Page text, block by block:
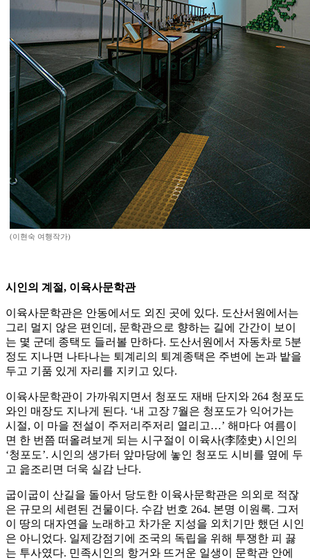
(이현숙 여행작가)
시인의 계절, 이육사문학관
이육사문학관은 안동에서도 외진 곳에 있다. 도산서원에서는
그리 멀지 않은 편인데, 문학관으로 향하는 길에 간간이 보이
는 몇 군데 종택도 들러볼 만하다. 도산서원에서 자동차로 5분
정도 지나면 나타나는 퇴계리의 퇴계종택은 주변에 논과 밭을
두고 기품 있게 자리를 지키고 있다.
이육사문학관이 가까워지면서 청포도 재배 단지와 264 청포도
와인 매장도 지나게 된다. ‘내 고장 7월은 청포도가 익어가는
시절, 이 마을 전설이 주저리주저리 열리고…’ 해마다 여름이
면 한 번쯤 떠올려보게 되는 시구절이 이육사(李陸史) 시인의
‘청포도’. 시인의 생가터 앞마당에 놓인 청포도 시비를 옆에 두
고 읊조리면 더욱 실감 난다.
굽이굽이 산길을 돌아서 당도한 이육사문학관은 의외로 적잖
은 규모의 세련된 건물이다. 수감 번호 264. 본명 이원록. 그저
이 땅의 대자연을 노래하고 차가운 지성을 외치기만 했던 시인
은 아니었다. 일제강점기에 조국의 독립을 위해 투쟁한 피 끓
는 투사였다. 민족시인의 항거와 뜨거운 일생이 문학관 안에